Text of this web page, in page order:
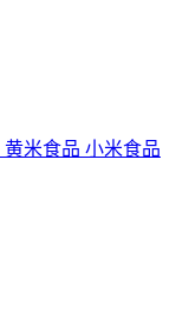
黄米食品 小米食品